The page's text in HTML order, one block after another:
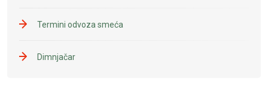
Termini odvoza smeća
Dimnjačar